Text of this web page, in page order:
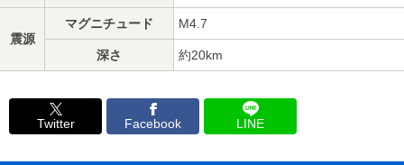
震源
マグニチュード M4.7
深さ 約20km
Twitter Facebook LINE